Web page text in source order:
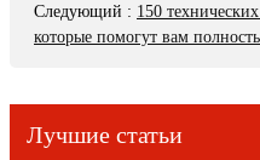
Следующий : 150
которые помогут вам
Лучшие статьи